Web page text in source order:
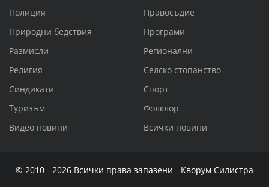
Полиция
Правосъдие
Природни бедствия
Програми
Размисли
Регионални
Религия
Селско стопанство
Синдикати
Спорт
Туризъм
Фолклор
Видео новини
Всички новини
© 2010 - 2026 Всички права запазени - Кворум Силистра